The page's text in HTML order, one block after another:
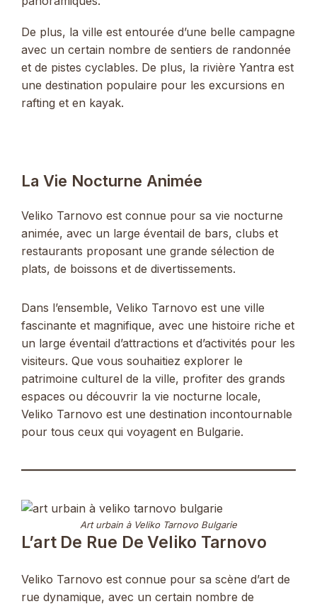
De plus, la ville est entourée d’une belle campagne
avec un certain nombre de sentiers de randonnée
et de pistes cyclables. De plus, la rivière Yantra est
une destination populaire pour les excursions en
rafting et en kayak.
La Vie Nocturne Animée
Veliko Tarnovo est connue pour sa vie nocturne
animée, avec un large éventail de bars, clubs et
restaurants proposant une grande sélection de
plats, de boissons et de divertissements.
Dans l’ensemble, Veliko Tarnovo est une ville
fascinante et magnifique, avec une histoire riche et
un large éventail d’attractions et d’activités pour les
visiteurs. Que vous souhaitiez explorer le
patrimoine culturel de la ville, profiter des grands
espaces ou découvrir la vie nocturne locale,
Veliko Tarnovo est une destination incontournable
pour tous ceux qui voyagent en Bulgarie.
Art urbain à Veliko Tarnovo Bulgarie
L’art De Rue De Veliko Tarnovo
Veliko Tarnovo est connue pour sa scène d’art de
rue dynamique, avec un certain nombre de